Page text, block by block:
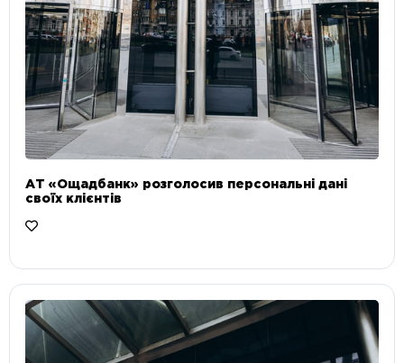
АТ «Ощадбанк» розголосив персональні дані
своїх клієнтів